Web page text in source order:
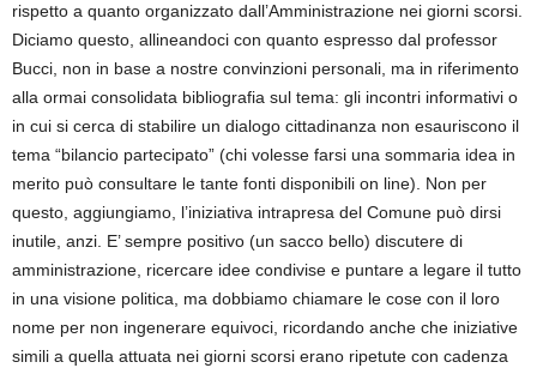
rispetto a quanto organizzato dall’Amministrazione nei giorni scorsi.
Diciamo questo, allineandoci con quanto espresso dal professor
Bucci, non in base a nostre convinzioni personali, ma in riferimento
alla ormai consolidata bibliografia sul tema: gli incontri informativi o
in cui si cerca di stabilire un dialogo cittadinanza non esauriscono il
tema “bilancio partecipato” (chi volesse farsi una sommaria idea in
merito può consultare le tante fonti disponibili on line). Non per
questo, aggiungiamo, l’iniziativa intrapresa del Comune può dirsi
inutile, anzi. E’ sempre positivo (un sacco bello) discutere di
amministrazione, ricercare idee condivise e puntare a legare il tutto
in una visione politica, ma dobbiamo chiamare le cose con il loro
nome per non ingenerare equivoci, ricordando anche che iniziative
simili a quella attuata nei giorni scorsi erano ripetute con cadenza